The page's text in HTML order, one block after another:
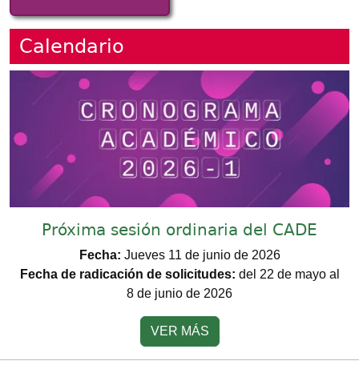
Calendario
Imagen
Próxima sesión ordinaria del CADE
Fecha: Jueves 11 de junio de 2026
Fecha de radicación de solicitudes: del 22 de mayo al
8 de junio de 2026
VER MÁS